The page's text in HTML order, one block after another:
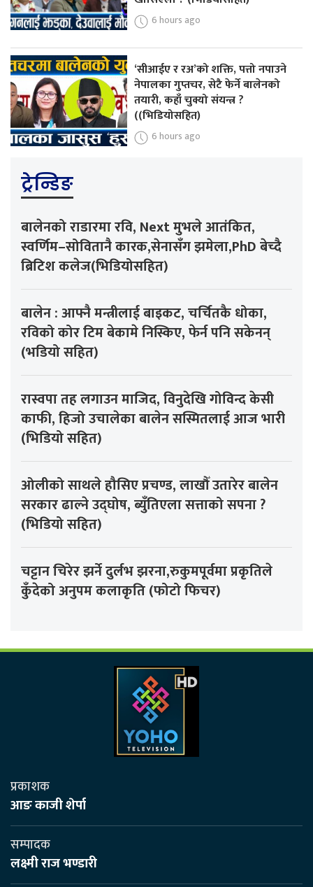
6 hours ago
‘सीआईए र रअ’को शक्ति, पत्तो नपाउने
नेपालका गुप्तचर, सेटै फेर्ने बालेनको
तयारी, कहाँ चुक्यो संयन्त्र ?
((भिडियोसहित)
6 hours ago
ट्रेन्डिङ
बालेनको राडारमा रवि, Next मुभले आतंकित,
स्वर्णिम–सोवितानै कारक,सेनासँग झमेला,PhD बेच्दै
ब्रिटिश कलेज(भिडियोसहित)
बालेन : आफ्नै मन्त्रीलाई बाइकट, चर्चितकै धोका,
रविको कोर टिम बेकामे निस्किए, फेर्न पनि सकेनन्
(भडियो सहित)
रास्वपा तह लगाउन माजिद, विनुदेखि गोविन्द केसी
काफी, हिजो उचालेका बालेन सस्मितलाई आज भारी
(भिडियो सहित)
ओलीको साथले हौसिए प्रचण्ड, लाखौँ उतारेर बालेन
सरकार ढाल्ने उद्घोष, ब्युँतिएला सत्ताको सपना ?
(भिडियो सहित)
चट्टान चिरेर झर्ने दुर्लभ झरना,रुकुमपूर्वमा प्रकृतिले
कुँदेको अनुपम कलाकृति (फोटो फिचर)
प्रकाशक
आङ काजी शेर्पा
सम्पादक
लक्ष्मी राज भण्डारी